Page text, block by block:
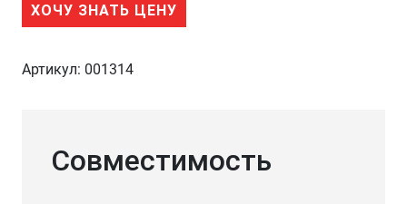
ХОЧУ ЗНАТЬ ЦЕНУ
Артикул: 001314
Совместимость